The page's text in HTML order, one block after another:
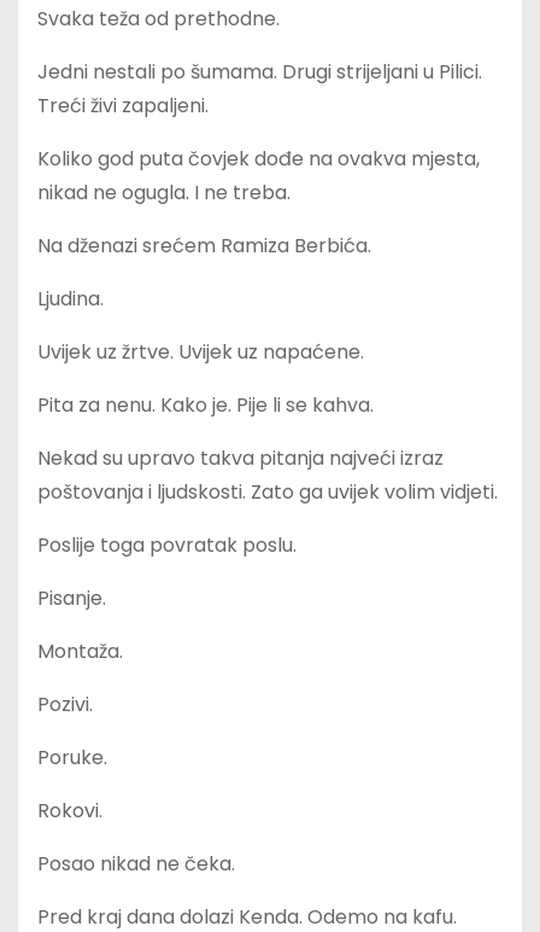
Svaka teža od prethodne.
Jedni nestali po šumama. Drugi strijeljani u Pilici.
Treći živi zapaljeni.
Koliko god puta čovjek dođe na ovakva mjesta,
nikad ne ogugla. I ne treba.
Na dženazi srećem Ramiza Berbića.
Ljudina.
Uvijek uz žrtve. Uvijek uz napaćene.
Pita za nenu. Kako je. Pije li se kahva.
Nekad su upravo takva pitanja najveći izraz
poštovanja i ljudskosti. Zato ga uvijek volim vidjeti.
Poslije toga povratak poslu.
Pisanje.
Montaža.
Pozivi.
Poruke.
Rokovi.
Posao nikad ne čeka.
Pred kraj dana dolazi Kenda. Odemo na kafu.